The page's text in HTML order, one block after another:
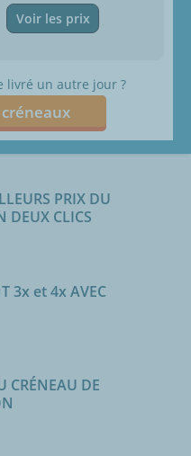
Voir les prix
livré un autre jour ?
PRIX DU
DEUX CLICS
3x et 4x AVEC
CRÉNEAU DE